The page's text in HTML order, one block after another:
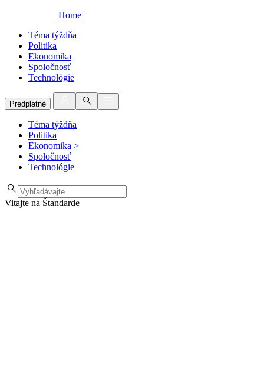
Home
Téma týždňa
Politika
Ekonomika
Spoločnosť
Technológie
Predplatné
Téma týždňa
Politika
Ekonomika >
Spoločnosť
Technológie
Vitajte na Štandarde